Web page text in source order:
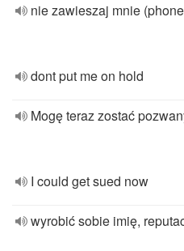
nie zawieszaj mnie
dont put me on hold
Mogę teraz zostać
I could get sued now
wyrobić sobie imię,